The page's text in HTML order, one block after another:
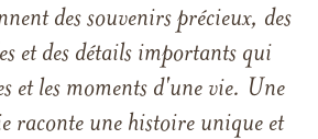
des souvenirs précieux, des
et des détails importants qui
et les moments d'une vie. Une
raconte une histoire unique et